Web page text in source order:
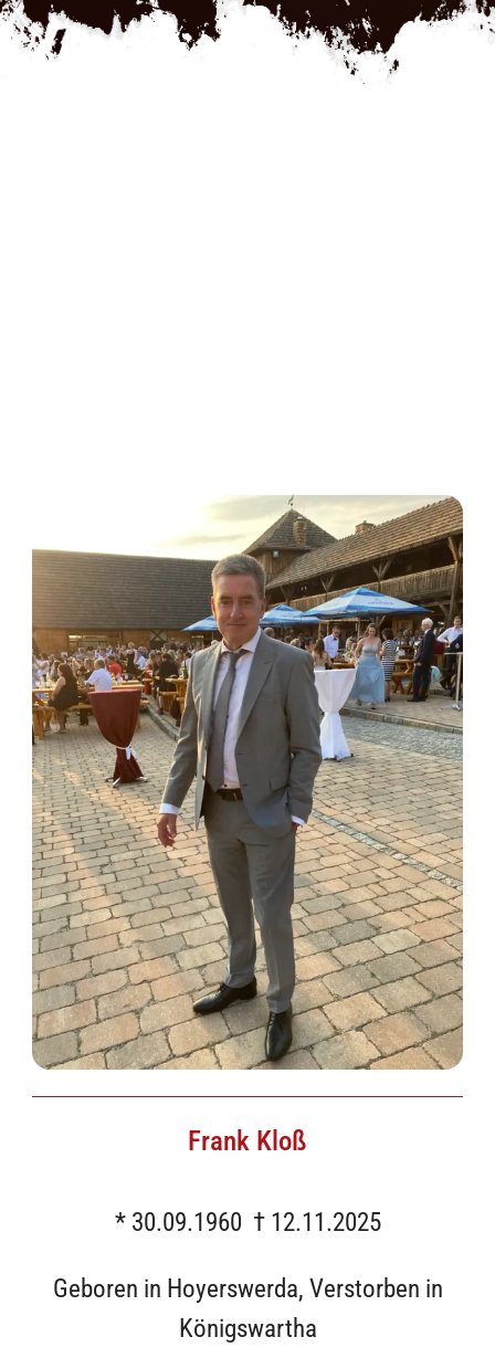
Frank Kloß
* 30.09.1960 † 12.11.2025
Geboren in Hoyerswerda, Verstorben in
Königswartha